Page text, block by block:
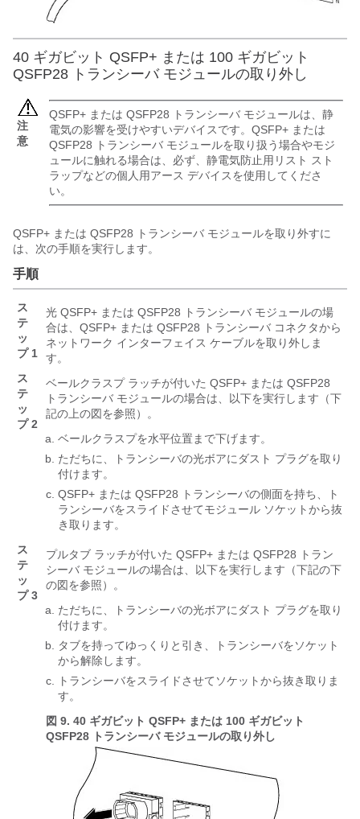
40 ギガビット QSFP+ または 100 ギガビット
QSFP28 トランシーバ モジュールの取り外し
注
意
QSFP+ または QSFP28 トランシーバ モジュールは、静
電気の影響を受けやすいデバイスです。QSFP+ または
QSFP28 トランシーバ モジュールを取り扱う場合やモジ
ュールに触れる場合は、必ず、静電気防止用リスト スト
ラップなどの個人用アース デバイスを使用してくださ
い。
QSFP+ または QSFP28 トランシーバ モジュールを取り外すに
は、次の手順を実行します。
手順
ス
テ
ッ
プ 1
光 QSFP+ または QSFP28 トランシーバ モジュールの場
合は、QSFP+ または QSFP28 トランシーバ コネクタから
ネットワーク インターフェイス ケーブルを取り外しま
す。
ス
テ
ッ
プ 2
ベールクラスプ ラッチが付いた QSFP+ または QSFP28
トランシーバ モジュールの場合は、以下を実行します（下
記の上の図を参照）。
ベールクラスプを水平位置まで下げます。
ただちに、トランシーバの光ボアにダスト プラグを取り
付けます。
QSFP+ または QSFP28 トランシーバの側面を持ち、ト
ランシーバをスライドさせてモジュール ソケットから抜
き取ります。
ス
テ
ッ
プ 3
プルタブ ラッチが付いた QSFP+ または QSFP28 トラン
シーバ モジュールの場合は、以下を実行します（下記の下
の図を参照）。
ただちに、トランシーバの光ボアにダスト プラグを取り
付けます。
タブを持ってゆっくりと引き、トランシーバをソケット
から解除します。
トランシーバをスライドさせてソケットから抜き取りま
す。
図 9. 40 ギガビット QSFP+ または 100 ギガビット
QSFP28 トランシーバ モジュールの取り外し